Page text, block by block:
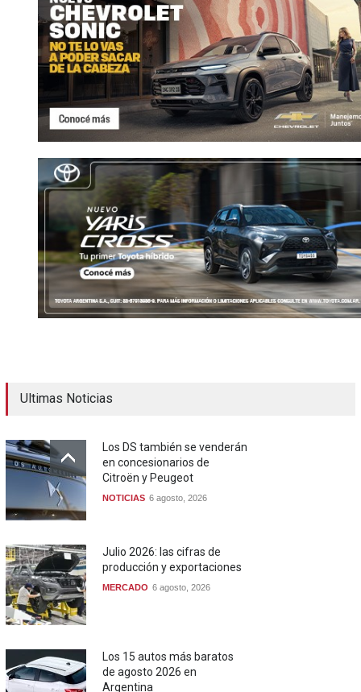
Ultimas Noticias
Los DS también se venderán
en concesionarios de
Citroën y Peugeot
NOTICIAS 6 agosto, 2026
Julio 2026: las cifras de
producción y exportaciones
MERCADO 6 agosto, 2026
Los 15 autos más baratos
de agosto 2026 en
Argentina